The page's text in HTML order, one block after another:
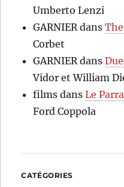
Umberto Lenzi
GARNIER dans
Corbet
GARNIER dans
Vidor et William
films dansLe
Ford Coppola
CATÉGORIES